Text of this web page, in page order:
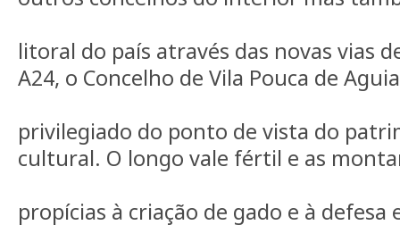
litoral do país através das novas vias
A24, o Concelho de Vila Pouca de
privilegiado do ponto de vista do
cultural. O longo vale fértil e as
propícias à criação de gado e à